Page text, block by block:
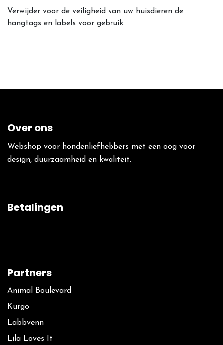
Verwijder voor de veiligheid van uw huisdieren de
hangtags en labels voor gebruik.
Over ons
Webshop voor hondenliefhebbers met een oog voor
design, duurzaamheid en kwaliteit.
Betalingen
Partners
Animal Boulevard
Kurgo
La​bbvenn
Lila Loves It